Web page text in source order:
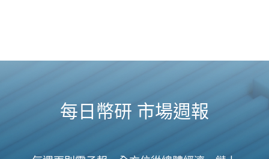
每日幣研 市場週報